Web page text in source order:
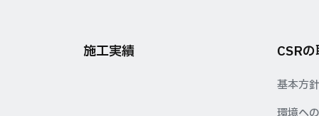
施工実績 CSR
基本方